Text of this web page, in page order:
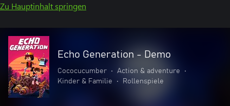
Zu Hauptinhalt springen
Echo Generation - Demo
Cococucumber • Action & adventure
•
Kinder & Familie
• Rollenspiele